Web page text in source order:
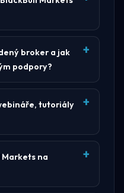
broker a jak
podpory?
tutoriály
na